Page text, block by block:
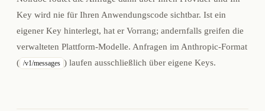
Key wird nie für Ihren Anwendungscode sichtbar. Ist ein
eigener Key hinterlegt, hat er Vorrang; andernfalls greifen die
verwalteten Plattform-Modelle. Anfragen im Anthropic-Format
( /v1/messages ) laufen ausschließlich über eigene Keys.